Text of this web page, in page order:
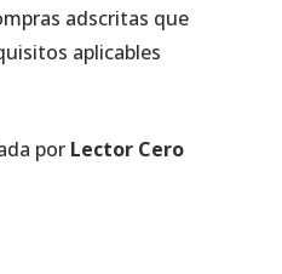
adscritas que
aplicables
por Lector Cero